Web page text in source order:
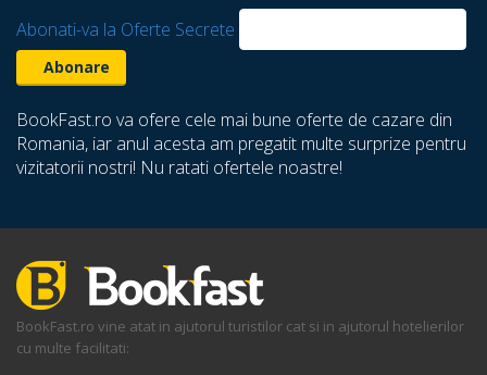
Abonati-va la Oferte Secrete
BookFast.ro va ofere cele mai bune oferte de cazare din
Romania, iar anul acesta am pregatit multe surprize pentru
vizitatorii nostri! Nu ratati ofertele noastre!
BookFast.ro vine atat in ajutorul turistilor cat si in ajutorul hotelierilor
cu multe facilitati: